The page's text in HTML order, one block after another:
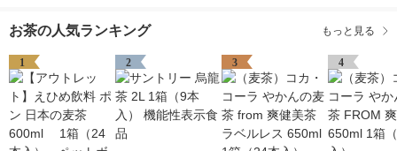
お茶の人気ランキング もっと見る
1 2 3 4